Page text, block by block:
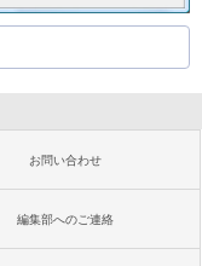
お問い合わせ
編集部へのご連絡